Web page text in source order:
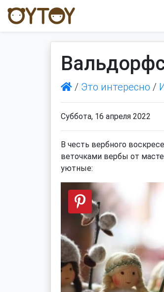
/ Это интересно /
Суббота, 16 апреля 2022
В честь вербного
веточками вербы от
уютные: